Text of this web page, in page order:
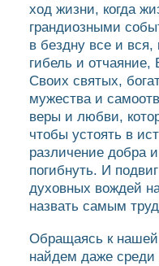
ход жизни, когда
грандиозными
в бездну все и вся,
гибель и отчаяние,
Своих святых,
мужества и
веры и любви,
чтобы устоять в
различение добра
погибнуть. И
духовных вождей
назвать самым
Обращаясь к
найдем даже среди